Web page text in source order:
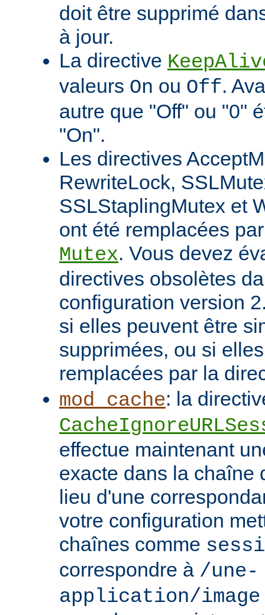
doit être supprimé
à jour.
La directive
valeurs On ou Off.
autre que "Off" ou "0"
"On".
Les directives
RewriteLock,
SSLStaplingMutex et
ont été remplacées
Mutex. Vous devez
directives obsolètes
configuration version
si elles peuvent être
supprimées, ou si
remplacées par la
mod_cache: la
effectue maintenant
exacte dans la chaîne
lieu d'une
votre configuration
chaînes comme
correspondre à /une-
application/